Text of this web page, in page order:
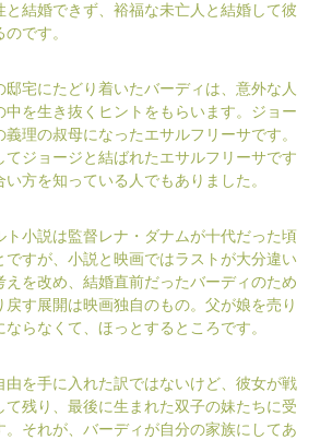
と結婚できず、裕福な未亡人と結婚して彼
です。
邸宅にたどり着いたバーディは、意外な人
中を生き抜くヒントをもらいます。ジョー
理の叔母になったエサルフリーサです。
てジョージと結ばれたエサルフリーサです
方を知っている人でもありました。
ト小説は監督レナ・ダナムが十代だった頃
ですが、小説と映画ではラストが大分違い
えを改め、結婚直前だったバーディのため
戻す展開は映画独自のもの。父が娘を売り
らなくて、ほっとするところです。
由を手に入れた訳ではないけど、彼女が戦
て残り、最後に生まれた双子の妹たちに受
。それが、バーディが自分の家族にしてあ